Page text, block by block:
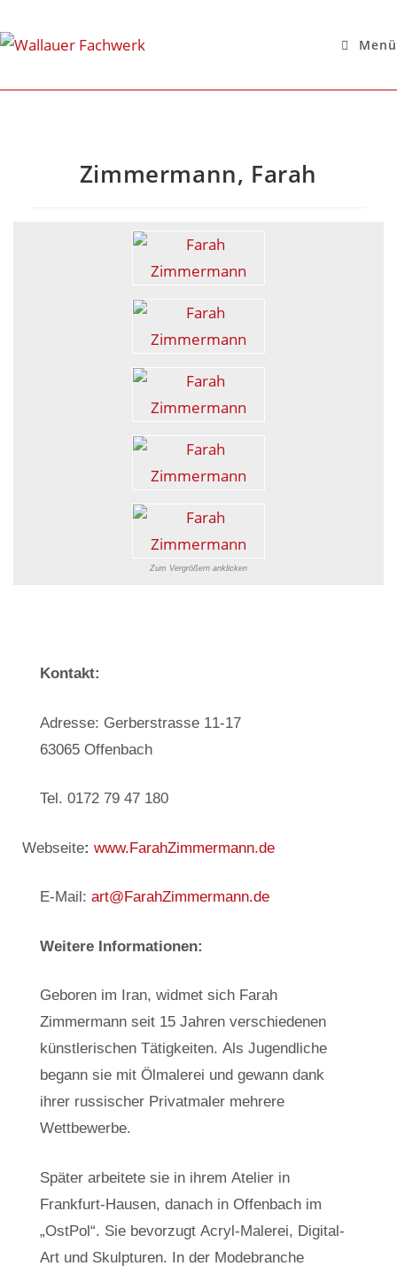
Menü
Zimmermann, Farah
Zum Vergrößern anklicken
Kontakt:
Adresse: Gerberstrasse 11-17
63065 Offenbach
Tel. 0172 79 47 180
Webseite: www.FarahZimmermann.de
E-Mail: art@FarahZimmermann.de
Weitere Informationen:
Geboren im Iran, widmet sich Farah
Zimmermann seit 15 Jahren verschiedenen
künstlerischen Tätigkeiten. Als Jugendliche
begann sie mit Ölmalerei und gewann dank
ihrer russischer Privatmaler mehrere
Wettbewerbe.
Später arbeitete sie in ihrem Atelier in
Frankfurt-Hausen, danach in Offenbach im
„OstPol“. Sie bevorzugt Acryl-Malerei, Digital-
Art und Skulpturen. In der Modebranche